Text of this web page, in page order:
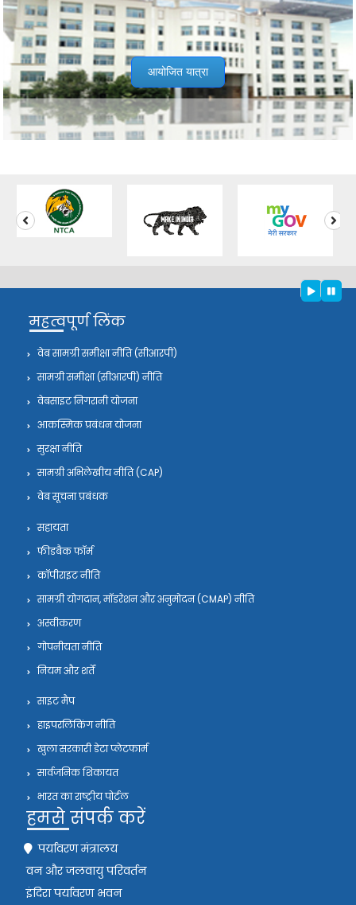
आयोजित यात्रा
महत्वपूर्ण लिंक
वेब सामग्री समीक्षा नीति (सीआरपी)
सामग्री समीक्षा (सीआरपी) नीति
वेबसाइट निगरानी योजना
आकस्मिक प्रबंधन योजना
सुरक्षा नीति
सामग्री अभिलेखीय नीति (CAP)
वेब सूचना प्रबंधक
सहायता
फीडबैक फॉर्म
कॉपीराइट नीति
सामग्री योगदान, मॉडरेशन और अनुमोदन (CMAP) नीति
अस्वीकरण
गोपनीयता नीति
नियम और शर्तें
साइट मैप
हाइपरलिंकिंग नीति
खुला सरकारी डेटा प्लेटफार्म
सार्वजनिक शिकायत
भारत का राष्ट्रीय पोर्टल
हमसे संपर्क करें
पर्यावरण मंत्रालय
वन और जलवायु परिवर्तन
इंदिरा पर्यावरण भवन